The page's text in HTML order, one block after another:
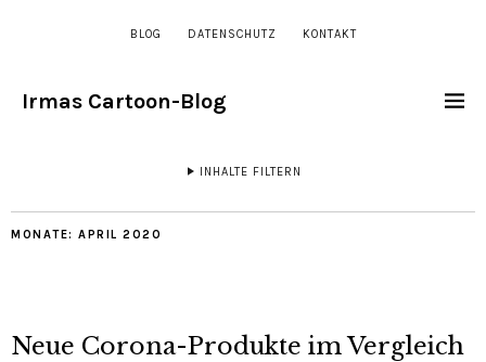
BLOG DATENSCHUTZ KONTAKT
Irmas Cartoon-Blog
INHALTE FILTERN
MONATE: APRIL 2020
Neue Corona-Produkte im Vergleich